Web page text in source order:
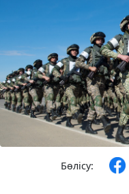
Бөлісу: